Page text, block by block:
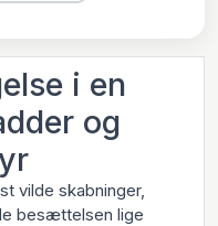
i en
og
vilde skabninger,
besættelsen lige